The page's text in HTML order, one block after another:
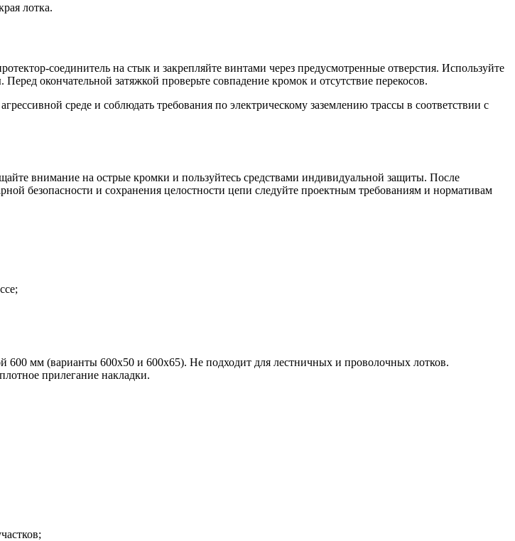
лотка.
соединитель на стык и закрепляйте винтами через предусмотренные отверстия. Используйте
окончательной затяжкой проверьте совпадение кромок и отсутствие перекосов.
среде и соблюдать требования по электрическому заземлению трассы в соответствии с
внимание на острые кромки и пользуйтесь средствами индивидуальной защиты. После
безопасности и сохранения целостности цепи следуйте проектным требованиям и нормативам
600 мм (варианты 600х50 и 600х65). Не подходит для лестничных и проволочных лотков.
прилегание накладки.